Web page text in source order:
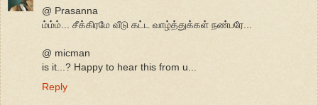
@ Prasanna
ம்ம்ம்... சீக்கிரமே வீடு கட்ட வாழ்த்துக்கள் நண்பரே...
@ micman
is it...? Happy to hear this from u...
Reply